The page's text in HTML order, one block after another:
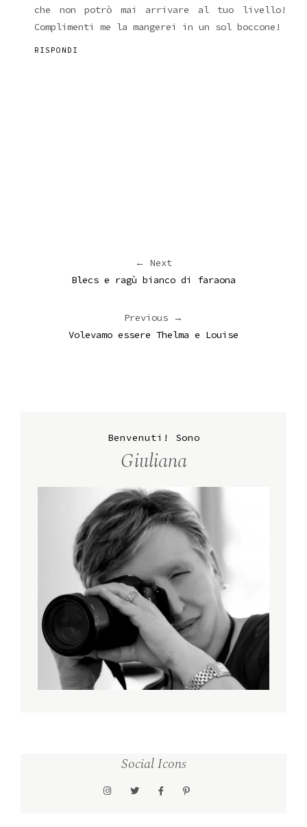
che non potrò mai arrivare al tuo livello!
Complimenti me la mangerei in un sol boccone!
RISPONDI
← Next
Blecs e ragù bianco di faraona
Previous →
Volevamo essere Thelma e Louise
Benvenuti! Sono
Giuliana
Social Icons